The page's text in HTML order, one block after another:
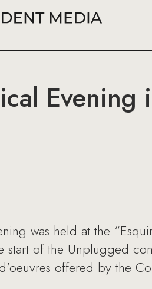
Evening
was held at the
start of the Unplugged
offered by the